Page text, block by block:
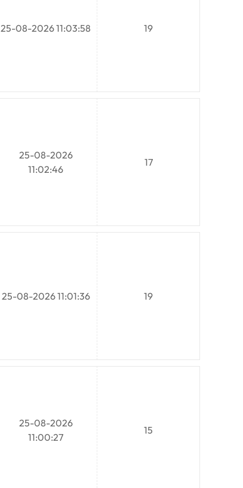
25-08-2026 11:03:58 19
25-08-2026
11:02:46
17
25-08-2026 11:01:36 19
25-08-2026
11:00:27
15